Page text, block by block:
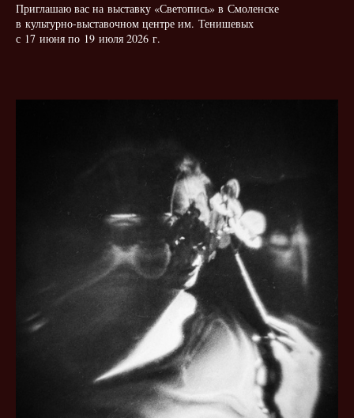
Приглашаю вас на выставку «Светопись» в Смоленске
в культурно-выставочном центре им. Тенишевых
с 17 июня по 19 июля 2026 г.